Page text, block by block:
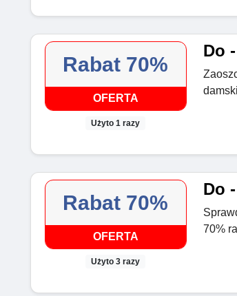
Rabat 70%
OFERTA
Użyto 1 razy
Do
Rabat 70%
OFERTA
Użyto 3 razy
Do
70%